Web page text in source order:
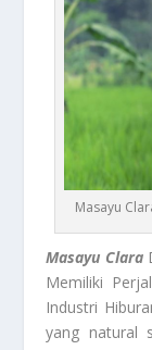
Masayu
Masayu Clara
Memiliki
Industri
yang natural